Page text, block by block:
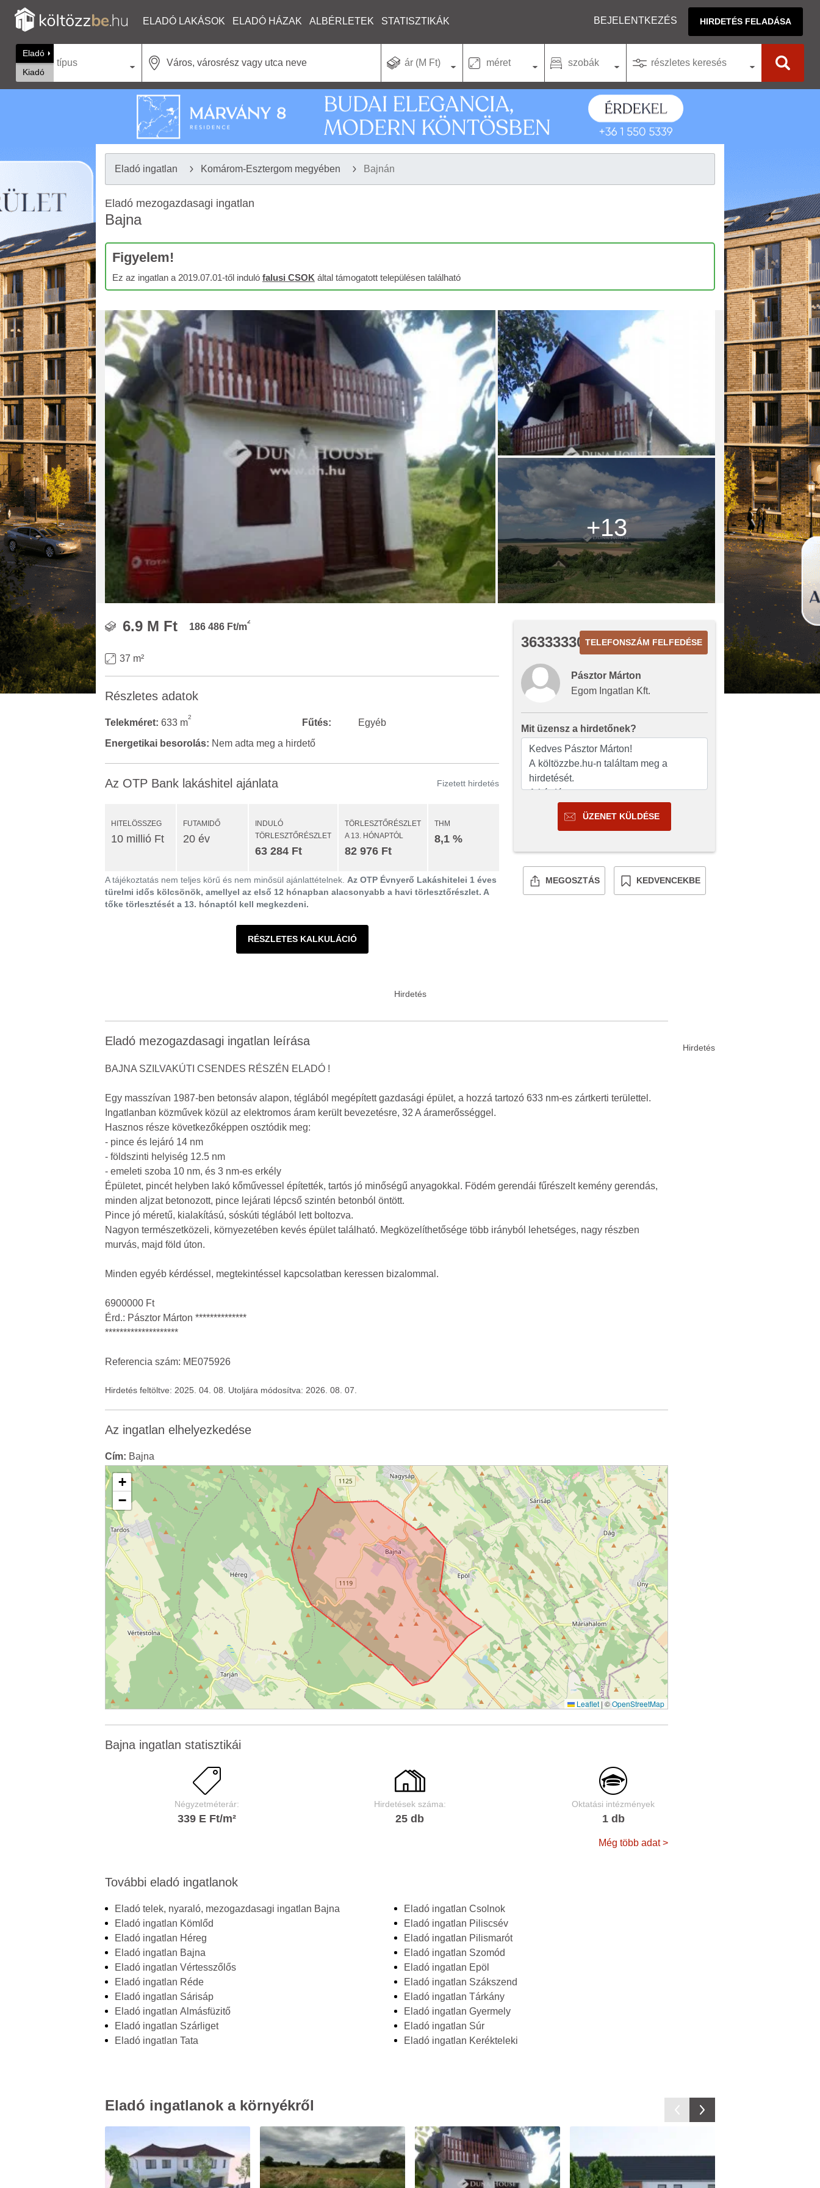
ELADÓ LAKÁSOK ELADÓ HÁZAK ALBÉRLETEK STATISZTIKÁK BEJELENTKEZÉS HIRDETÉS FELADÁSA
Eladó
Kiadó
típus ár (M Ft) méret szobák részletes keresés
Eladó ingatlan Komárom-Esztergom megyében Bajnán
Eladó mezogazdasagi ingatlan
Bajna
Figyelem!
Ez az ingatlan a 2019.07.01-től induló falusi CSOK által támogatott településen található
6.9 M Ft 186 486 Ft/m
2
37 m²
Részletes adatok
Telekméret: 633 m
2
Fűtés:
Egyéb
Energetikai besorolás: Nem adta meg a hirdető
Az OTP Bank lakáshitel ajánlata Fizetett hirdetés
HITELÖSSZEG
10 millió Ft
FUTAMIDŐ
20 év
INDULÓ
TÖRLESZTŐRÉSZLET
63 284 Ft
TÖRLESZTŐRÉSZLET
A 13. HÓNAPTÓL
82 976 Ft
THM
8,1 %
A tájékoztatás nem teljes körű és nem minősül ajánlattételnek. Az OTP Évnyerő Lakáshitelei 1 éves
türelmi idős kölcsönök, amellyel az első 12 hónapban alacsonyabb a havi törlesztőrészlet. A
tőke törlesztését a 13. hónaptól kell megkezdeni.
RÉSZLETES KALKULÁCIÓ
3633333010TELEFONSZÁM FELFEDÉSE
Pásztor Márton
Egom Ingatlan Kft.
Mit üzensz a hirdetőnek?
ÜZENET KÜLDÉSE
MEGOSZTÁS KEDVENCEKBE
Eladó mezogazdasagi ingatlan leírása
BAJNA SZILVAKÚTI CSENDES RÉSZÉN ELADÓ !
Egy masszívan 1987-ben betonsáv alapon, téglából megépített gazdasági épület, a hozzá tartozó 633 nm-es zártkerti területtel.
Ingatlanban közművek közül az elektromos áram került bevezetésre, 32 A áramerősséggel.
Hasznos része következőképpen osztódik meg:
- pince és lejáró 14 nm
- földszinti helyiség 12.5 nm
- emeleti szoba 10 nm, és 3 nm-es erkély
Épületet, pincét helyben lakó kőművessel építették, tartós jó minőségű anyagokkal. Födém gerendái fűrészelt kemény gerendás,
minden aljzat betonozott, pince lejárati lépcső szintén betonból öntött.
Pince jó méretű, kialakítású, sóskúti téglából lett boltozva.
Nagyon természetközeli, környezetében kevés épület található. Megközelíthetősége több irányból lehetséges, nagy részben
murvás, majd föld úton.
Minden egyéb kérdéssel, megtekintéssel kapcsolatban keressen bizalommal.
6900000 Ft
Érd.: Pásztor Márton **************
********************
Referencia szám: ME075926
Hirdetés feltöltve: 2025. 04. 08. Utoljára módosítva: 2026. 08. 07.
Az ingatlan elhelyezkedése
Cím: Bajna
+
−
Leaflet |©OpenStreetMap
Bajna ingatlan statisztikái
Négyzetméterár:
339 E Ft/m²
Hirdetések száma:
25 db
Oktatási intézmények
1 db
Még több adat >
További eladó ingatlanok
Eladó telek, nyaraló, mezogazdasagi ingatlan Bajna
Eladó ingatlan Kömlőd
Eladó ingatlan Héreg
Eladó ingatlan Bajna
Eladó ingatlan Vértesszőlős
Eladó ingatlan Réde
Eladó ingatlan Sárisáp
Eladó ingatlan Almásfüzitő
Eladó ingatlan Szárliget
Eladó ingatlan Tata
Eladó ingatlan Csolnok
Eladó ingatlan Piliscsév
Eladó ingatlan Pilismarót
Eladó ingatlan Szomód
Eladó ingatlan Epöl
Eladó ingatlan Szákszend
Eladó ingatlan Tárkány
Eladó ingatlan Gyermely
Eladó ingatlan Súr
Eladó ingatlan Kerékteleki
Eladó ingatlanok a környékről